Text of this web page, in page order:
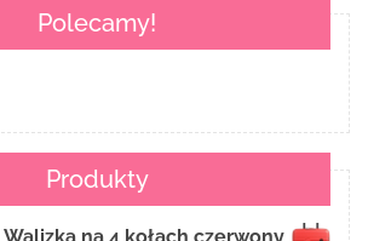
Polecamy!
Produkty